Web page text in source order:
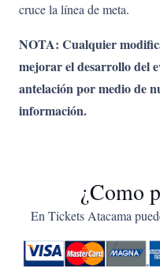
cruce la línea de meta.
NOTA: Cualquier
mejorar el desarrollo del
antelación por medio de
información.
¿Como
En Tickets Atacama